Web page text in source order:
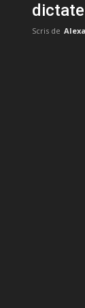
Scris de